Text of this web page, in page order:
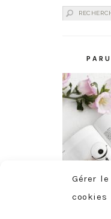
Gérer
cookies
Rechercher :